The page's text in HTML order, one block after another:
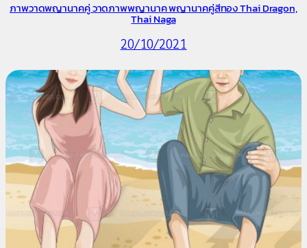
ภาพวาดพญานาคคู่ วาดภาพพญานาค พญานาคคู่สีทอง Thai Dragon,
Thai Naga
20/10/2021